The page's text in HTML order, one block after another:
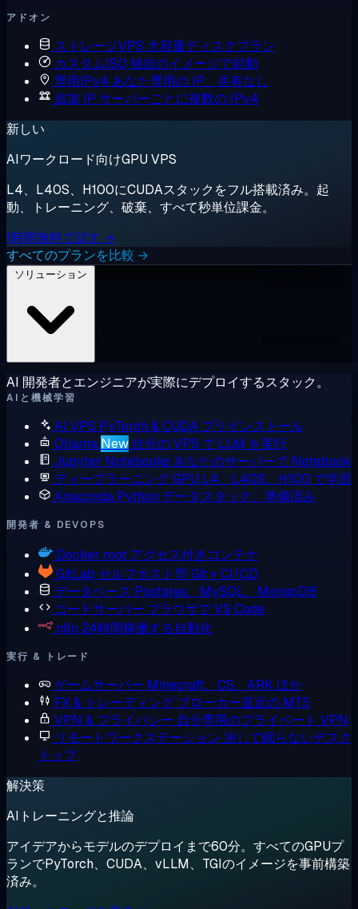
アドオン
ストレージVPS 大容量ディスクプラン
カスタムISO 独自のイメージで起動
専用IPv4 あなた専用の IP、共有なし
追加 IP サーバーごとに複数の IPv4
新しい
AIワークロード向けGPU VPS
L4、L40S、H100にCUDAスタックをフル搭載済み。起
動、トレーニング、破棄、すべて秒単位課金。
1時間無料で試す →
すべてのプランを比較 →
AI 開発者とエンジニアが実際にデプロイするスタック。
AIと機械学習
AI VPS PyTorch & CUDA プリインストール
Ollama New 自分の VPS で LLM を実行
Jupyter Notebooks あなたのサーバーで Notebook
ディープラーニング GPU L4、L40S、H100 で学習
Anaconda Python データスタック、準備済み
開発者 & DEVOPS
Docker root アクセス付きコンテナ
GitLab セルフホスト型 Git + CI/CD
データベース Postgres、MySQL、MongoDB
コードサーバー ブラウザで VS Code
n8n 24時間稼働する自動化
実行 & トレード
ゲームサーバー Minecraft、CS、ARK ほか
FX & トレーディング ブローカー直近の MT5
VPN & プライバシー 自分専用のプライベート VPN
リモートワークステーション 決して眠らないデスク
トップ
解決策
AIトレーニングと推論
アイデアからモデルのデプロイまで60分。すべてのGPUプ
ランでPyTorch、CUDA、vLLM、TGIのイメージを事前構築
済み。